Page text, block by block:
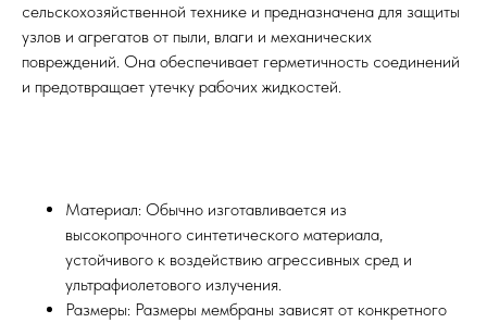
сельскохозяйственной технике и предназначена для защиты
узлов и агрегатов от пыли, влаги и механических
повреждений. Она обеспечивает герметичность соединений
и предотвращает утечку рабочих жидкостей.
Материал: Обычно изготавливается из
высокопрочного синтетического материала,
устойчивого к воздействию агрессивных сред и
ультрафиолетового излучения.
Размеры: Размеры мембраны зависят от конкретного
КОНТАКТЫ И АДРЕС